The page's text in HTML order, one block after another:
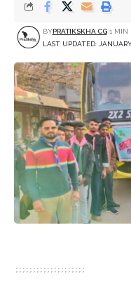
LAST UPDATED:
BYPRATIKSKHA CG 1 MIN